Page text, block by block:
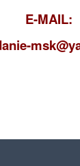
E-MAIL: